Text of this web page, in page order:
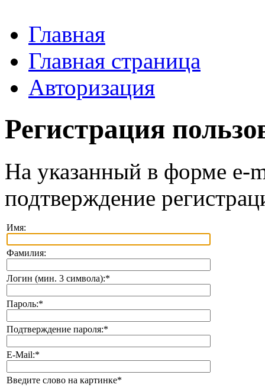
Главная
Главная страница
Авторизация
Регистрация
На указанный в форме e-
подтверждение
Имя:
Фамилия:
Логин (мин. 3 символа):*
Пароль:*
Подтверждение пароля:*
E-Mail:*
Введите слово на картинке*